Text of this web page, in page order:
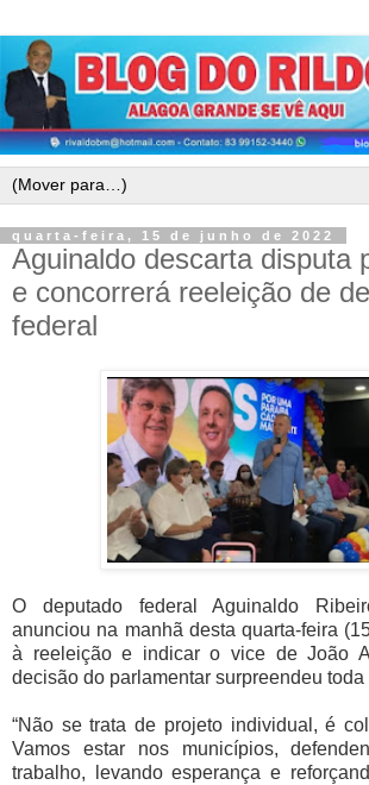
quarta-feira, 15 de junho de 2022
Aguinaldo descarta disputa
e concorrerá reeleição de
federal
O deputado federal Aguinaldo
anunciou na manhã desta quarta-feira
à reeleição e indicar o vice de João
decisão do parlamentar surpreendeu
“Não se trata de projeto individual, é
Vamos estar nos municípios,
trabalho, levando esperança e